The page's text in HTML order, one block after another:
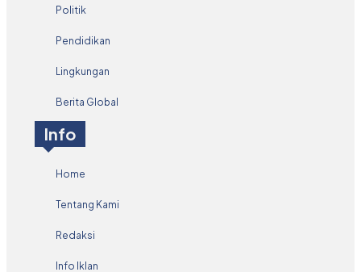
Politik
Pendidikan
Lingkungan
Berita Global
Info
Home
Tentang Kami
Redaksi
Info Iklan